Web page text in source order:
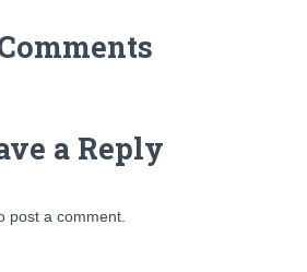
a Reply
post a comment.